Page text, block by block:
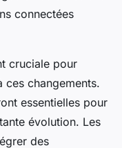
connectées
cruciale pour
ces changements.
essentielles pour
évolution. Les
des